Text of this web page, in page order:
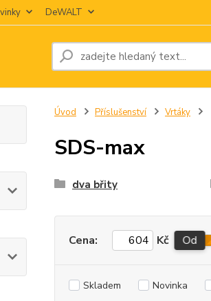
DeWALT
Úvod Příslušenství Vrtáky
SDS-max
dva břity
Cena: Kč Od
Skladem Novinka